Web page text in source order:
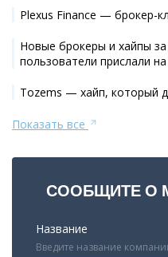
Plexus Finance — брокер-
Новые брокеры и хайпы
пользователи прислали
Tozems — хайп, который
Показать все
СООБЩИТЕ О
Название